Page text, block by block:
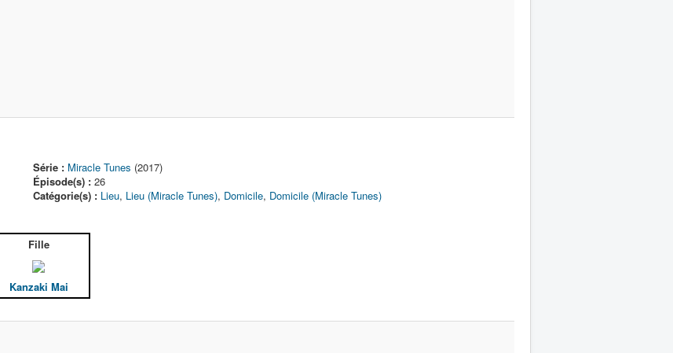
Série : Miracle Tunes (2017)
Épisode(s) : 26
Catégorie(s) : Lieu, Lieu (Miracle Tunes), Domicile, Domicile (Miracle Tunes)
Fille
Kanzaki Mai